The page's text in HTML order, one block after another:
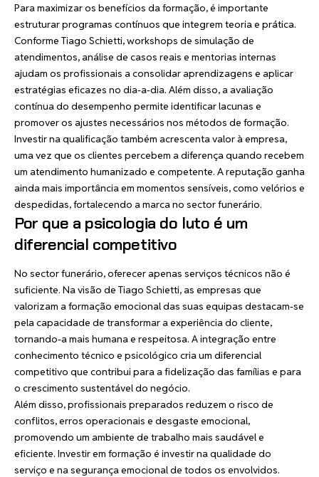
Para maximizar os benefícios da formação, é importante
estruturar programas contínuos que integrem teoria e prática.
Conforme Tiago Schietti, workshops de simulação de
atendimentos, análise de casos reais e mentorias internas
ajudam os profissionais a consolidar aprendizagens e aplicar
estratégias eficazes no dia-a-dia. Além disso, a avaliação
contínua do desempenho permite identificar lacunas e
promover os ajustes necessários nos métodos de formação.
Investir na qualificação também acrescenta valor à empresa,
uma vez que os clientes percebem a diferença quando recebem
um atendimento humanizado e competente. A reputação ganha
ainda mais importância em momentos sensíveis, como velórios e
despedidas, fortalecendo a marca no sector funerário.
Por que a psicologia do luto é um
diferencial competitivo
No sector funerário, oferecer apenas serviços técnicos não é
suficiente. Na visão de Tiago Schietti, as empresas que
valorizam a formação emocional das suas equipas destacam-se
pela capacidade de transformar a experiência do cliente,
tornando-a mais humana e respeitosa. A integração entre
conhecimento técnico e psicológico cria um diferencial
competitivo que contribui para a fidelização das famílias e para
o crescimento sustentável do negócio.
Além disso, profissionais preparados reduzem o risco de
conflitos, erros operacionais e desgaste emocional,
promovendo um ambiente de trabalho mais saudável e
eficiente. Investir em formação é investir na qualidade do
serviço e na segurança emocional de todos os envolvidos.